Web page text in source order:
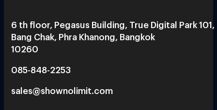
6 th floor, Pegasus Building, True Digital Park 101,
Bang Chak, Phra Khanong, Bangkok
10260
085-848-2253
sales@shownolimit.com